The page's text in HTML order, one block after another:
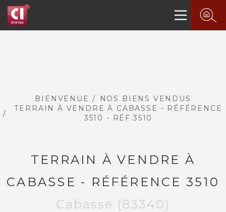
BIENVENUE
NOS BIENS VENDUS
TERRAIN À VENDRE À CABASSE - RÉFÉRENCE
3510 - RÉF.3510
TERRAIN À VENDRE À
CABASSE - RÉFÉRENCE 3510
Cabasse (83340)